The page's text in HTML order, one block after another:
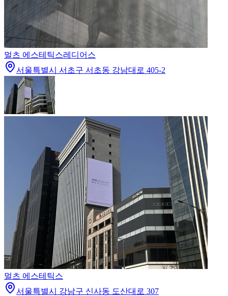
멀츠 에스테틱스레디어스
서울특별시 서초구 서초동 강남대로 405-2
멀츠 에스테틱스
서울특별시 강남구 신사동 도산대로 307